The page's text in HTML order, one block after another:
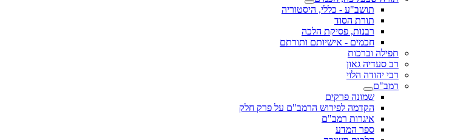
תושב"ע - כללי, היסטוריה
תורת הסוד
רבנות, פסיקת הלכה
חכמים - אישיותם ותורתם
תפילה וברכות
רב סעדיה גאון
רבי יהודה הלוי
רמב"ם
שמונה פרקים
הקדמה לפירוש הרמב"ם על פרק חלק
איגרות רמב"ם
ספר המדע